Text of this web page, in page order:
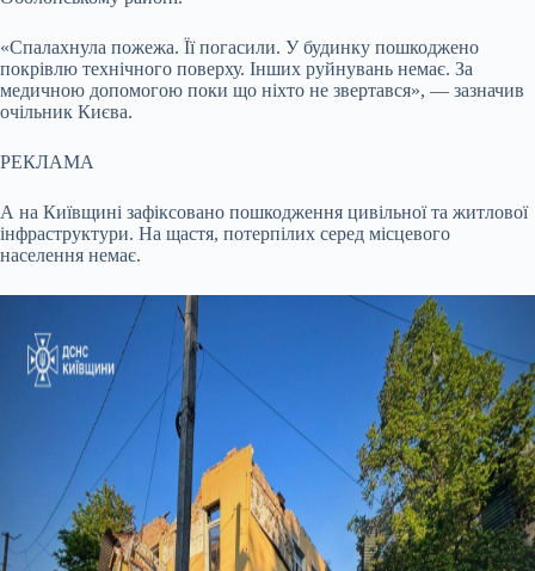
«Спалахнула пожежа. Її погасили. У будинку пошкоджено
покрівлю технічного поверху. Інших руйнувань немає. За
медичною допомогою поки що ніхто не звертався», — зазначив
очільник Києва.
РЕКЛАМА
А на Київщині зафіксовано пошкодження цивільної та житлової
інфраструктури. На щастя, потерпілих серед місцевого
населення немає.